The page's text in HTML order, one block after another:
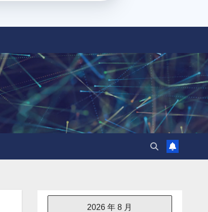
2026 年 8 月